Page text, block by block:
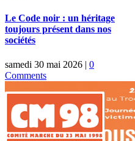
Le Code noir : un héritage
toujours présent dans nos
sociétés
samedi 30 mai 2026 | 0
Comments